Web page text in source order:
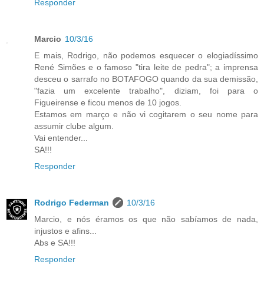
Responder
Marcio 10/3/16
E mais, Rodrigo, não podemos esquecer o elogiadíssimo
René Simões e o famoso "tira leite de pedra"; a imprensa
desceu o sarrafo no BOTAFOGO quando da sua demissão,
"fazia um excelente trabalho", diziam, foi para o
Figueirense e ficou menos de 10 jogos.
Estamos em março e não vi cogitarem o seu nome para
assumir clube algum.
Vai entender...
SA!!!
Responder
Rodrigo Federman
10/3/16
Marcio, e nós éramos os que não sabíamos de nada,
injustos e afins...
Abs e SA!!!
Responder